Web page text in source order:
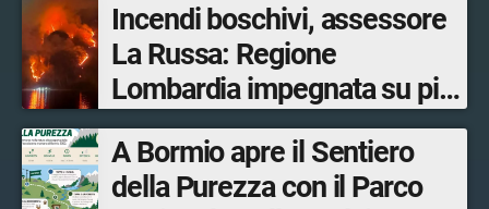
Incendi boschivi, assessore
La Russa: Regione
Lombardia impegnata su più
fronti, 48 volontari coinvolti
tra le province di Lecco,
Sondrio, Milano e Como
A Bormio apre il Sentiero
della Purezza con il Parco